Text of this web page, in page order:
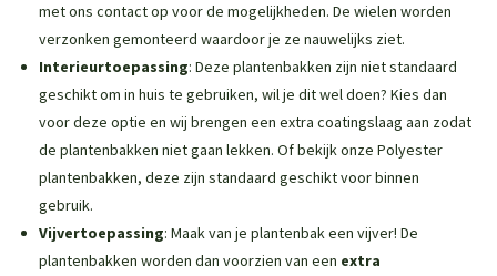
met ons contact op voor de mogelijkheden. De wielen worden
verzonken gemonteerd waardoor je ze nauwelijks ziet.
Interieurtoepassing: Deze plantenbakken zijn niet standaard
geschikt om in huis te gebruiken, wil je dit wel doen? Kies dan
voor deze optie en wij brengen een extra coatingslaag aan zodat
de plantenbakken niet gaan lekken. Of bekijk onze Polyester
plantenbakken, deze zijn standaard geschikt voor binnen
gebruik.
Vijvertoepassing: Maak van je plantenbak een vijver! De
plantenbakken worden dan voorzien van een extra